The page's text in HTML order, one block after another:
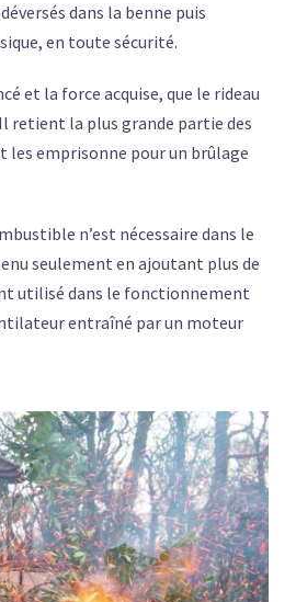
dans la benne puis
en toute sécurité.
et la force acquise, que le rideau
retient la plus grande partie des
les emprisonne pour un brûlage
n’est nécessaire dans le
seulement en ajoutant plus de
utilisé dans le fonctionnement
entraîné par un moteur